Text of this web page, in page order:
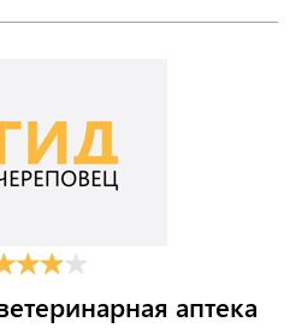
аптека